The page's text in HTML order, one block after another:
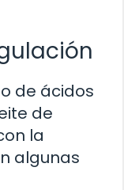
de ácidos
de
la
algunas